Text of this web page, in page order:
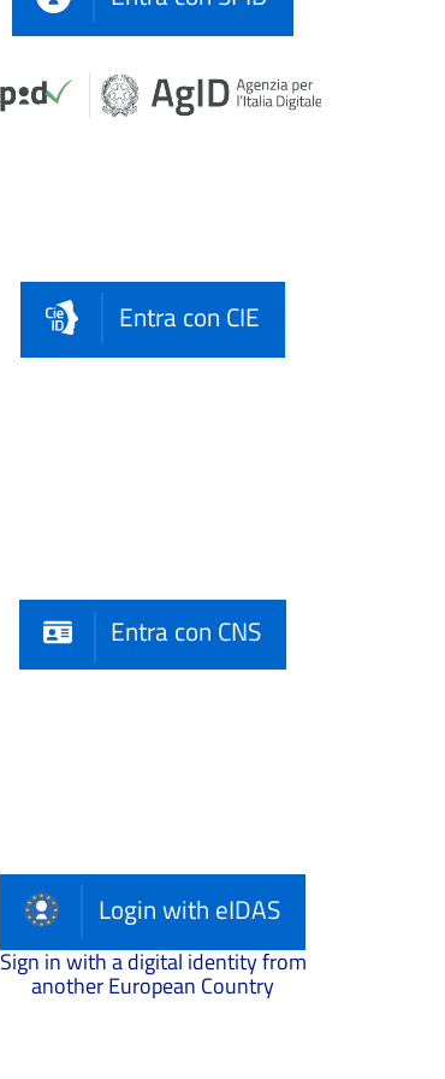
Entra con CIE
Entra con CNS
Login with eIDAS
Sign in with a digital identity from
another European Country